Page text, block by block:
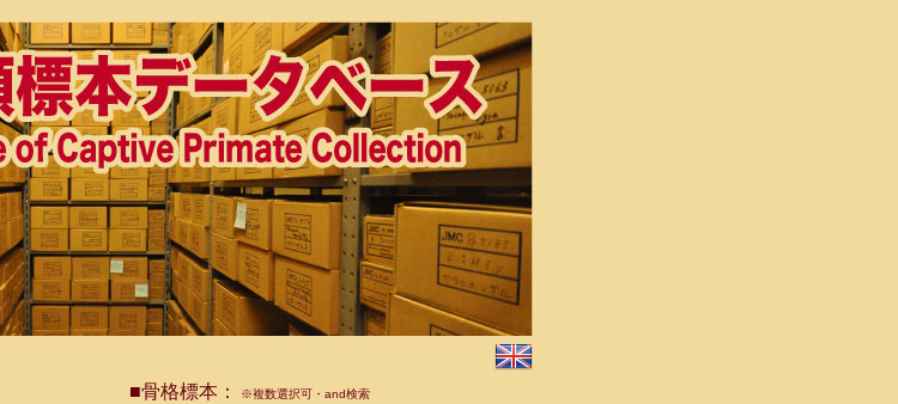
■骨格標本： ※複数選択可・and検索